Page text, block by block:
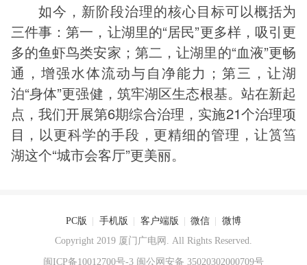
如今，新阶段治理的核心目标可以概括为
三件事：第一，让湖里的“居民”更多样，吸引更
多的鱼虾鸟类安家；第二，让湖里的“血液”更畅
通，增强水体流动与自净能力；第三，让湖
泊“身体”更强健，筑牢湖区生态根基。站在新起
点，我们开展第6期综合治理，实施21个治理项
目，以更科学的手段，更精细的管理，让筼筜
湖这个“城市会客厅”更美丽。
PC版 | 手机版 | 客户端版 | 微信 | 微博
Copyright 2019 厦门广电网. All Rights Reserved.
闽ICP备10012700号-3 闽公网安备 35020302000709号